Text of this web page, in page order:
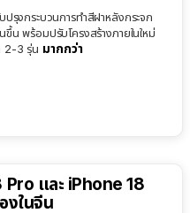
รุงกระบวนการทำสีฝาหลังกระจก
น พร้อมปรับโครงสร้างภายในใหม่
2-3 รุ่น มากกว่า
และ iPhone 18
งในจีน